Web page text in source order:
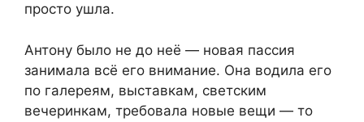
просто ушла.
Антону было не до неё — новая пассия
занимала всё его внимание. Она водила его
по галереям, выставкам, светским
вечеринкам, требовала новые вещи — то